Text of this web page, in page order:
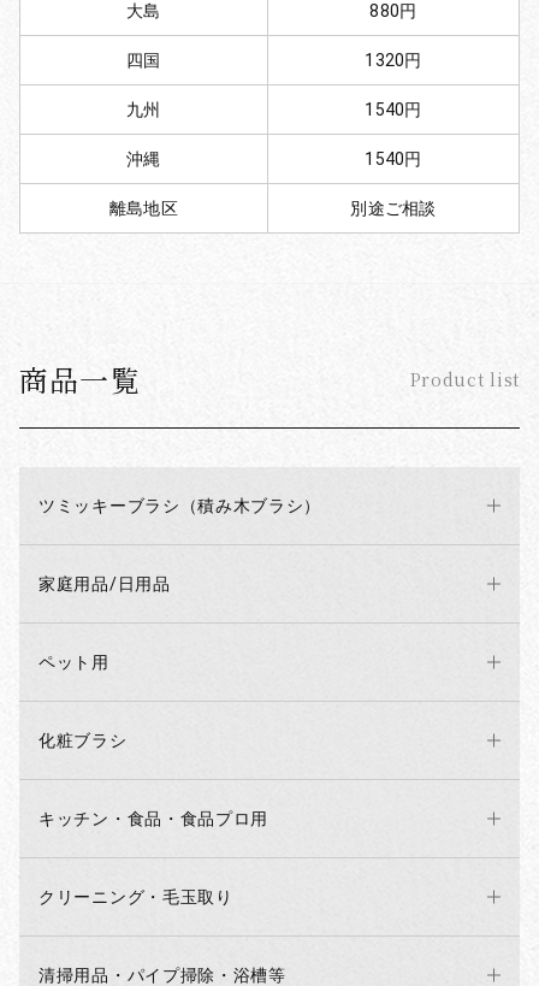
商品一覧 Product list
ツミッキーブラシ（積み木ブラシ）
家庭用品/日用品
ペット用
化粧ブラシ
キッチン・食品・食品プロ用
クリーニング・毛玉取り
清掃用品・パイプ掃除・浴槽等
大島 880円
四国 1320円
九州 1540円
沖縄 1540円
離島地区 別途ご相談